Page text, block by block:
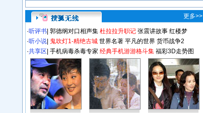
更多>>
·听评书 郭德纲对口相声集 杜拉拉升职记 张震讲故事 红楼梦
·听小说 鬼吹灯1-精绝古城 世界名著 平凡的世界 货币战争2
·共享区 手机病毒杀毒专家 经典手机游游格斗集 福彩3D走势图